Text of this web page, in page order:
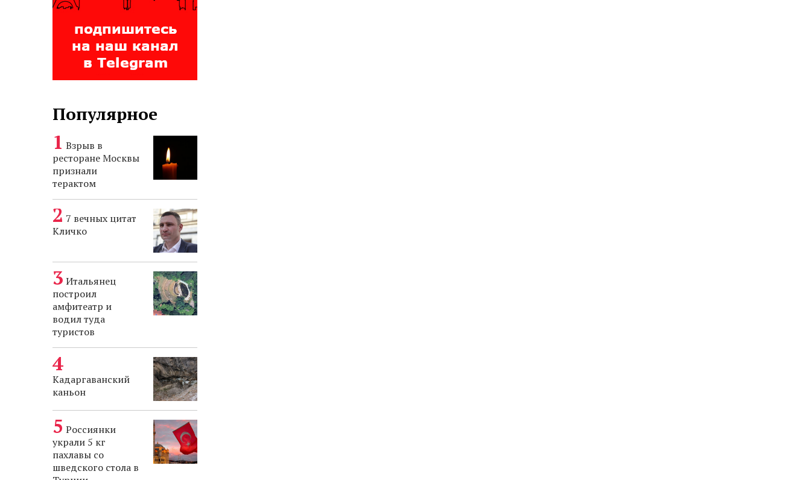
Популярное
Взрыв в
ресторане Москвы
признали
терактом
7 вечных цитат
Кличко
Итальянец
построил
амфитеатр и
водил туда
туристов
Кадаргаванский
каньон
Россиянки
украли 5 кг
пахлавы со
шведского стола в